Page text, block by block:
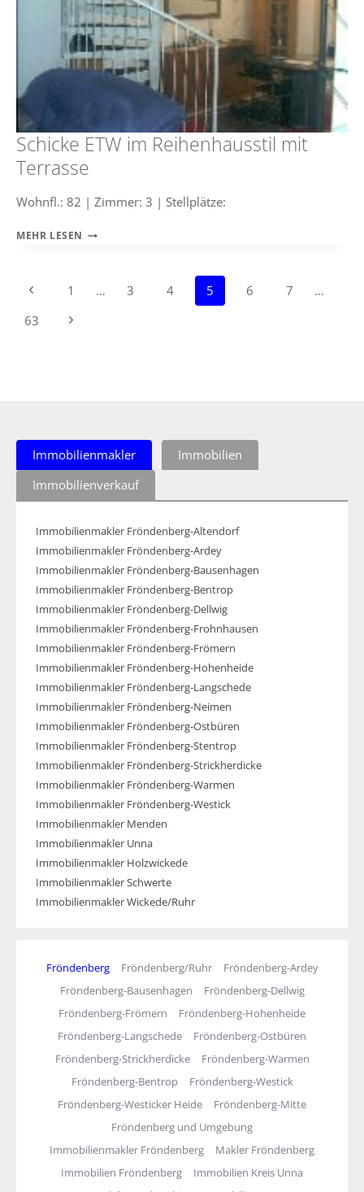
Schicke ETW im Reihenhausstil mit
Terrasse
Wohnfl.: 82 | Zimmer: 3 | Stellplätze:
MEHR LESEN SCHICKE
MIT
Seitennavigation
Previous
Page
1 … 3 4 5 6 7
…
63
Next
Immobilienmakler
Immobilien
Immobilienverkauf
Immobilienmakler Fröndenberg-Altendorf
Immobilienmakler Fröndenberg-Ardey
Immobilienmakler Fröndenberg-Bausenhagen
Immobilienmakler Fröndenberg-Bentrop
Immobilienmakler Fröndenberg-Dellwig
Immobilienmakler Fröndenberg-Frohnhausen
Immobilienmakler Fröndenberg-Frömern
Immobilienmakler Fröndenberg-Hohenheide
Immobilienmakler Fröndenberg-Langschede
Immobilienmakler Fröndenberg-Neimen
Immobilienmakler Fröndenberg-Ostbüren
Immobilienmakler Fröndenberg-Stentrop
Immobilienmakler Fröndenberg-Strickherdicke
Immobilienmakler Fröndenberg-Warmen
Immobilienmakler Fröndenberg-Westick
Immobilienmakler Menden
Immobilienmakler Unna
Immobilienmakler Holzwickede
Immobilienmakler Schwerte
Immobilienmakler Wickede/Ruhr
Fröndenberg Fröndenberg/Ruhr
Fröndenberg-Ardey
Fröndenberg-Bausenhagen
Fröndenberg-Dellwig
Fröndenberg-Frömern
Fröndenberg-Hohenheide
Fröndenberg-Langschede
Fröndenberg-Ostbüren
Fröndenberg-Strickherdicke
Fröndenberg-Warmen
Fröndenberg-Bentrop
Fröndenberg-Westick
Fröndenberg-Westicker Heide
Fröndenberg-Mitte
Fröndenberg und Umgebung
Immobilienmakler Fröndenberg
Makler Fröndenberg
Immobilien Fröndenberg
Immobilien Kreis Unna